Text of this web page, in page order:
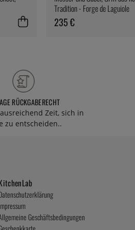
Tradition - Forge de Laguiole
235 €
RÜCKGABERECHT
Zeit, sich in
zu entscheiden..
Geschäftsbedingungen